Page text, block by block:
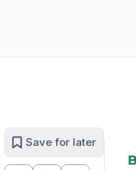
Save for later